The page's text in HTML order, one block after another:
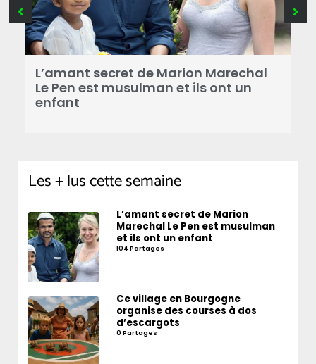
L’amant secret de Marion Marechal
Le Pen est musulman et ils ont un
enfant
Les + lus cette semaine
L’amant secret de Marion
Marechal Le Pen est musulman
et ils ont un enfant
104 Partages
Ce village en Bourgogne
organise des courses à dos
d’escargots
0 Partages